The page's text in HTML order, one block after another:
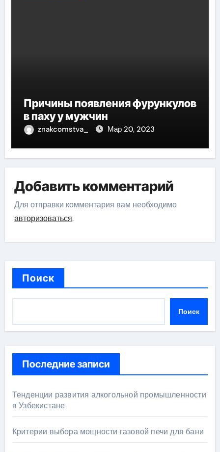
Причины появления фурункулов
в паху у мужчин
znakcomstva_ Мар 20, 2023
Добавить комментарий
Для отправки комментария вам необходимо
авторизоваться.
Поиск
Поиск
Последние записи
Тенденции развития алкогольной промышленности
в Узбекистане
Критерии выбора мощности газовой печи для бани